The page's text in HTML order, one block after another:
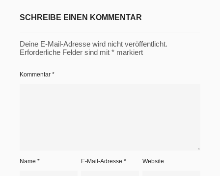
SCHREIBE EINEN KOMMENTAR
Deine E-Mail-Adresse wird nicht veröffentlicht.
Erforderliche Felder sind mit * markiert
Kommentar *
Name * E-Mail-Adresse* Website